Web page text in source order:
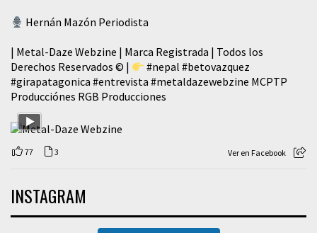
Hernán Mazón Periodista
| Metal-Daze Webzine | Marca Registrada | Todos los
Derechos Reservados © |
#nepal #betovazquez
#girapatagonica #entrevista #metaldazewebzine MCPTP
Producciónes RGB Producciones
77 3 Ver en Facebook
INSTAGRAM